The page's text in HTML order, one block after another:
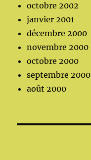
octobre 2002
janvier 2001
décembre 2000
novembre 2000
octobre 2000
septembre 2000
août 2000